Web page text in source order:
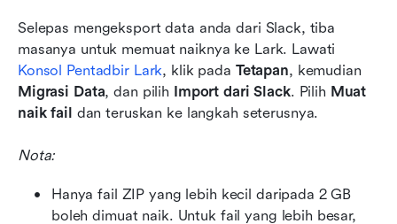
Selepas mengeksport data anda dari Slack, tiba
Konsol Pentadbir Lark, klik pada Tetapan
Migrasi Data, dan pilih Import dari Slack. Pilih Muat
naik fail dan teruskan ke langkah seterusnya.
Nota:
Hanya fail ZIP yang lebih kecil daripada 2 GB